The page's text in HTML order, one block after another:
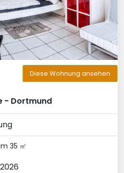
Diese Wohnung ansehen
- Dortmund
35 ㎡